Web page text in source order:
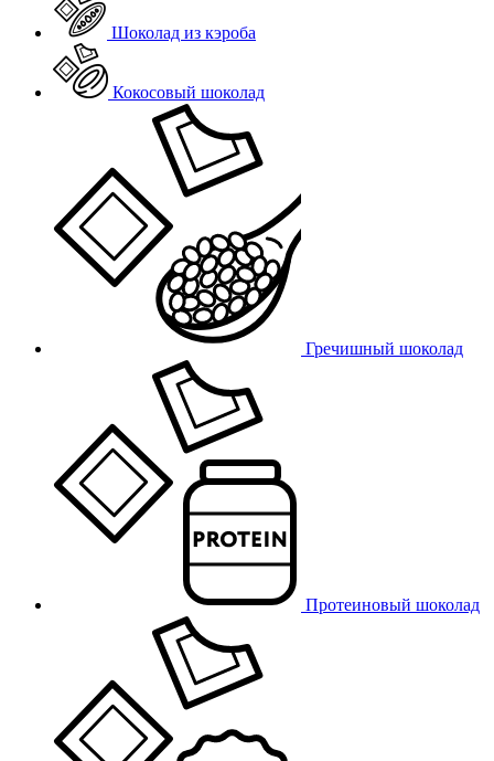
Шоколад из кэроба
Кокосовый шоколад
Гречишный шоколад
Протеиновый шоколад